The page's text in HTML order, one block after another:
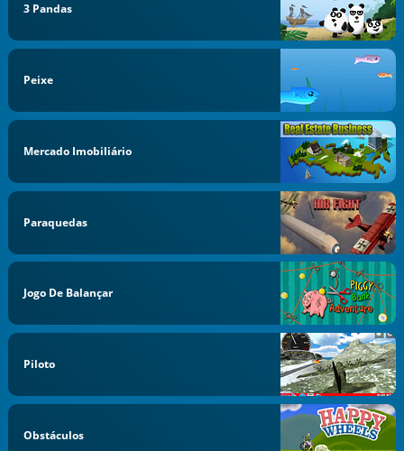
3 Pandas
Peixe
Mercado Imobiliário
Paraquedas
Jogo De Balançar
Piloto
Obstáculos